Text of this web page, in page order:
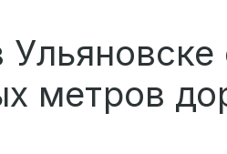
метров